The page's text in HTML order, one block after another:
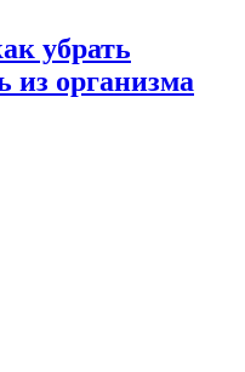
убрать
организма